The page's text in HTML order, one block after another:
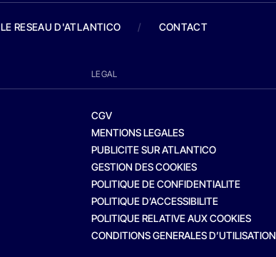
LE RESEAU D'ATLANTICO / CONTACT
LEGAL
CGV
MENTIONS LEGALES
PUBLICITE SUR ATLANTICO
GESTION DES COOKIES
POLITIQUE DE CONFIDENTIALITE
POLITIQUE D’ACCESSIBILITE
POLITIQUE RELATIVE AUX COOKIES
CONDITIONS GENERALES D’UTILISATION